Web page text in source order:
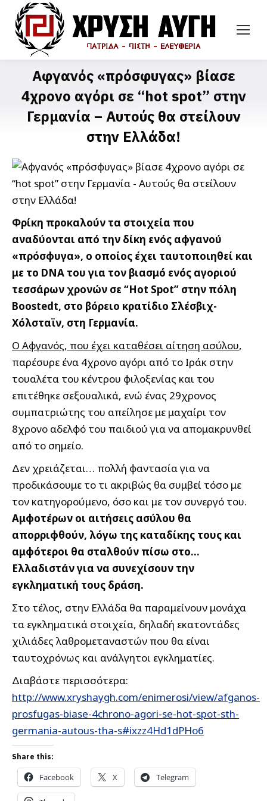
Αφγανός «πρόσφυγας» βίασε
4χρονο αγόρι σε “hot spot” στην
Γερμανία – Αυτούς θα στείλουν
στην Ελλάδα!
Φρίκη προκαλούν τα στοιχεία που
αναδύονται από την δίκη ενός αφγανού
«πρόσφυγα», ο οποίος έχει ταυτοποιηθεί και
με το DNA του για τον βιασμό ενός αγοριού
τεσσάρων χρονών σε “Hot Spot” στην πόλη
Boostedt, στο βόρειο κρατίδιο Σλέσβιχ-
Χόλσταϊν, στη Γερμανία.
Ο Αφγανός, που έχει καταθέσει αίτηση ασύλου,
παρέσυρε ένα 4χρονο αγόρι από το Ιράκ στην
τουαλέτα του κέντρου φιλοξενίας και του
επιτέθηκε σεξουαλικά, ενώ ένας 29χρονος
συμπατριώτης του απείλησε με μαχαίρι τον
8χρονο αδελφό του παιδιού για να απομακρυνθεί
από το σημείο.
Δεν χρειάζεται… πολλή φαντασία για να
προδικάσουμε το τι ακριβώς θα συμβεί τόσο με
τον κατηγορούμενο, όσο και με τον συνεργό του.
Αμφοτέρων οι αιτήσεις ασύλου θα
απορριφθούν, λόγω της καταδίκης τους και
αμφότεροι θα σταλθούν πίσω στο…
Ελλαδιστάν για να συνεχίσουν την
εγκληματική τους δράση.
Στο τέλος, στην Ελλάδα θα παραμείνουν μονάχα
τα εγκληματικά στοιχεία, δηλαδή εκατοντάδες
χιλιάδες λαθρομεταναστών που θα είναι
ταυτοχρόνως και ανάλγητοι εγκληματίες.
Διαβάστε περισσότερα:
http://www.xryshaygh.com/enimerosi/view/afganos-
prosfugas-biase-4chrono-agori-se-hot-spot-sth-
germania-autous-tha-s#ixzz4Hd1dPHo6
Share this:
Facebook X Telegram